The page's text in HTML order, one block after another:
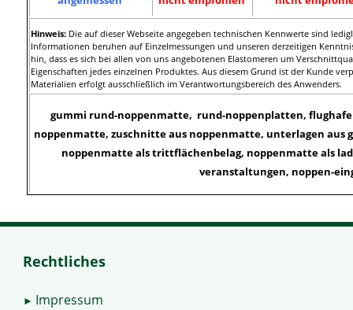
Hinweis: Die auf dieser Webseite angegeben technischen Kennwerte sind
Informationen beruhen auf Einzelmessungen und unseren derzeitigen
hin, dass es sich bei allen von uns angebotenen Elastomeren um
Eigenschaften jedes einzelnen Produktes. Aus diesem Grund ist der Kunde
Materialien erfolgt ausschließlich im Verantwortungsbereich des Anwenders.
gummi rund-noppenmatte, rund-noppenplatten,
noppenmatte, zuschnitte aus noppenmatte, unterlagen
noppenmatte als trittflächenbelag, noppenmatte als
veranstaltungen, noppen-
Rechtliches
► Impressum